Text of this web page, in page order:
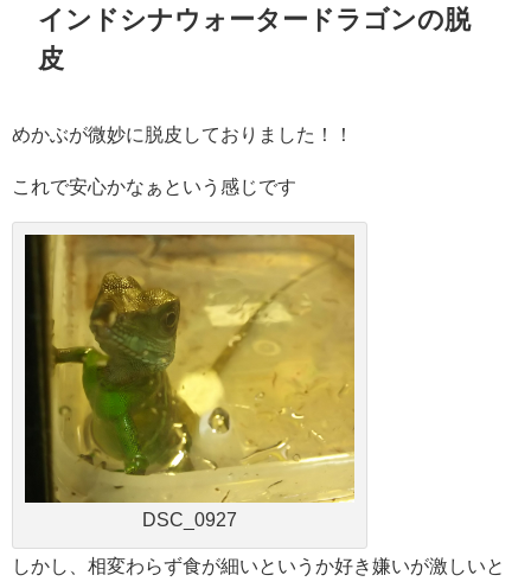
インドシナウォータードラゴンの脱
皮
めかぶが微妙に脱皮しておりました！！
これで安心かなぁという感じです
DSC_0927
しかし、相変わらず食が細いというか好き嫌いが激しいと